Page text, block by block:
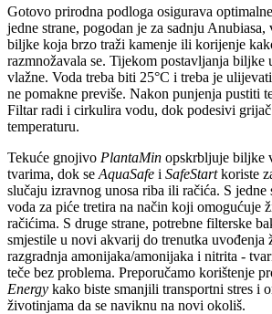
Gotovo prirodna podloga osigurava
jedne strane, pogodan je za sadnju
biljke koja brzo traži kamenje ili korijenje
razmnožavala se. Tijekom postavljanja biljke
vlažne. Voda treba biti 25°C i treba je
ne pomakne previše. Nakon punjenja pustiti
Filtar radi i cirkulira vodu, dok podesivi grijač
temperaturu.
Tekuće gnojivo PlantaMin opskrbljuje biljke
tvarima, dok se AquaSafe i SafeStartkoriste
slučaju izravnog unosa riba ili račića. S jedne
voda za piće tretira na način koji omogućuje
račićima. S druge strane, potrebne filterske
smjestile u novi akvarij do trenutka uvođenja
razgradnja amonijaka/amonijaka i nitrita -
teče bez problema. Preporučamo korištenje
Energy kako biste smanjili transportni stres i
životinjama da se naviknu na novi okoliš.